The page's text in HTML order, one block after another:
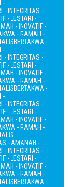
-
- INTEGRITAS -
- LESTARI -
- INOVATIF -
- RAMAH -
BERTAKWA -
-
- INTEGRITAS -
- LESTARI -
- INOVATIF -
- RAMAH -
BERTAKWA -
-
- INTEGRITAS -
- LESTARI -
- INOVATIF -
- RAMAH -
- AMANAH -
- INTEGRITAS -
- LESTARI -
- INOVATIF -
- RAMAH -
BERTAKWA -